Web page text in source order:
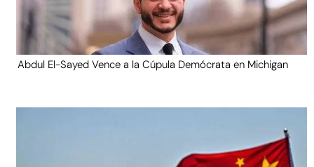
Abdul El-Sayed Vence a la Cúpula Demócrata en Michigan